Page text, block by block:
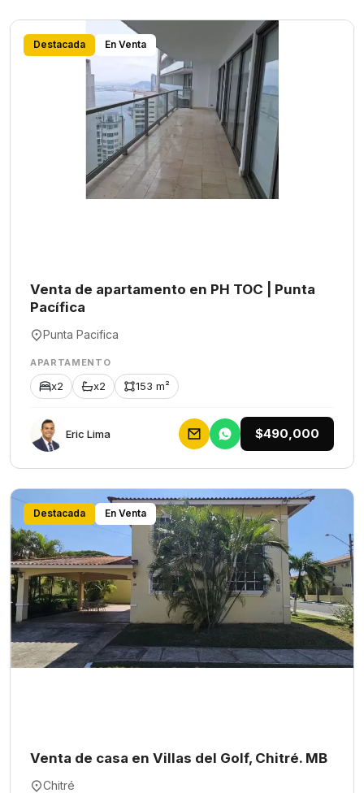
Destacada En Venta
Venta de apartamento en PH TOC | Punta
Pacífica
Punta Pacifica
APARTAMENTO
x2 x2 153 m²
Eric Lima $490,000
Destacada En Venta
Venta de casa en Villas del Golf, Chitré. MB
Chitré